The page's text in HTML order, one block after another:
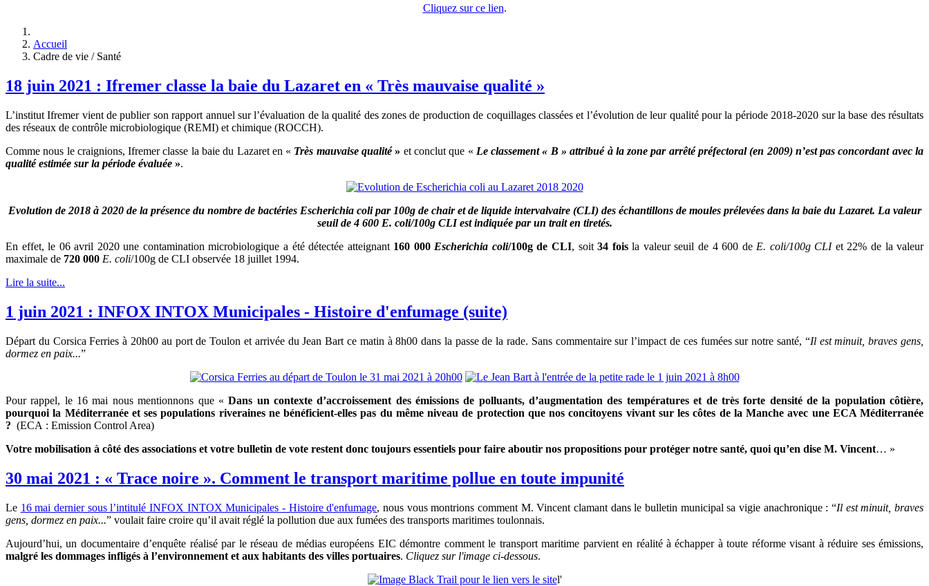
Cliquez sur ce lien.
Accueil
Cadre de vie / Santé
18 juin 2021 : Ifremer classe la baie du Lazaret en « Très mauvaise qualité »
L’institut Ifremer vient de publier son rapport annuel sur l’évaluation de la qualité des zones de production de coquillages classées et l’évolution de leur qualité pour la période 2018-2020 sur la base des résultats
des réseaux de contrôle microbiologique (REMI) et chimique (ROCCH).
Comme nous le craignions, Ifremer classe la baie du Lazaret en « Très mauvaise qualité» et conclut que « Le classement « B » attribué à la zone par arrêté préfectoral (en 2009) n’est pas concordant avec la
qualité estimée sur la période évaluée ».
Evolution de 2018 à 2020 de la présence du nombre de bactéries Escherichia coli par 100g de chair et de liquide intervalvaire (CLI) des échantillons de moules prélevées dans la baie du Lazaret. La valeur
seuil de 4 600 E. coli/100g CLI est indiquée par un trait en tiretés.
En effet, le 06 avril 2020 une contamination microbiologique a été détectée atteignant 160 000 Escherichia coli/100g de CLI, soit34 foisla valeur seuil de 4 600 de E. coli/100g CLIet 22% de la valeur
maximale de 720 000 E. coli/100g de CLI observée 18 juillet 1994.
Lire la suite...
1 juin 2021 : INFOX INTOX Municipales - Histoire d'enfumage (suite)
Départ du Corsica Ferries à 20h00 au port de Toulon et arrivée du Jean Bart ce matin à 8h00 dans la passe de la rade. Sans commentaire sur l’impact de ces fumées sur notre santé, “Il est minuit, braves gens,
dormez en paix...”
Pour rappel, le 16 mai nous mentionnons que « Dans un contexte d’accroissement des émissions de polluants, d’augmentation des températures et de très forte densité de la population côtière,
pourquoi la Méditerranée et ses populations riveraines ne bénéficient-elles pas du même niveau de protection que nos concitoyens vivant sur les côtes de la Manche avec une ECA Méditerranée
? (ECA : Emission Control Area)
Votre mobilisation à côté des associations et votre bulletin de vote restent donc toujours essentiels pour faire aboutir nos propositions pour protéger notre santé, quoi qu’en dise M. Vincent… »
30 mai 2021 : « Trace noire ». Comment le transport maritime pollue en toute impunité
Le 16 mai dernier sous l’intitulé INFOX INTOX Municipales - Histoire d'enfumage, nous vous montrions comment M. Vincent clamant dans le bulletin municipal sa vigie anachronique : “Il est minuit, braves
gens, dormez en paix...” voulait faire croire qu’il avait réglé la pollution due aux fumées des transports maritimes toulonnais.
Aujourd’hui, un documentaire d’enquête réalisé par le réseau de médias européens EIC démontre comment le transport maritime parvient en réalité à échapper à toute réforme visant à réduire ses émissions,
malgré les dommages infligés à l’environnement et aux habitants des villes portuaires. Cliquez sur l'image ci-dessous.
l'